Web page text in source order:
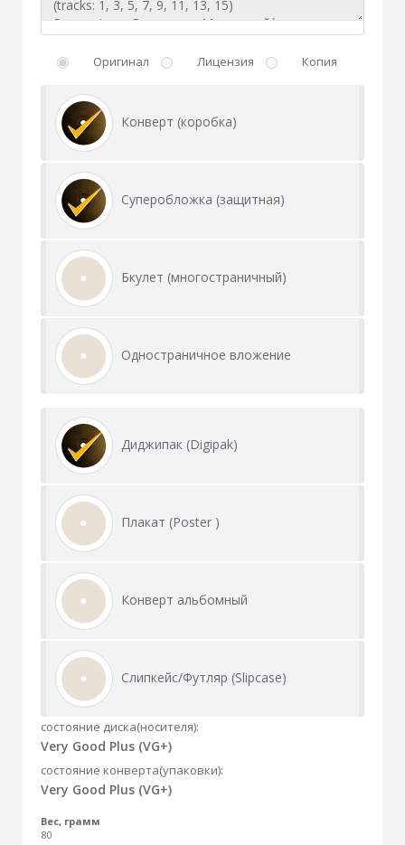
Оригинал Лицензия Копия
Конверт (коробка)
Суперобложка (защитная)
Бкулет (многостраничный)
Одностраничное вложение
Диджипак (Digipak)
Плакат (Poster )
Конверт альбомный
Слипкейс/Футляр (Slipcase)
состояние диска(носителя):
Very Good Plus (VG+)
состояние конверта(упаковки):
Very Good Plus (VG+)
Вес, грамм
80